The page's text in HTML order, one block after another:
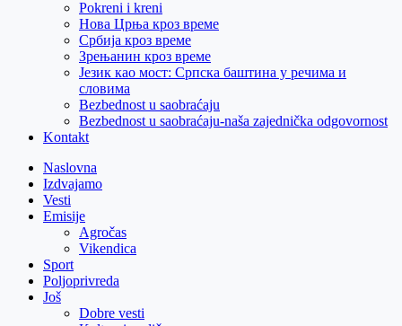
Pokreni i kreni
Нова Црња кроз време
Србија кроз време
Зрењанин кроз време
Језик као мост: Српска баштина у речима и
словима
Bezbednost u saobraćaju
Bezbednost u saobraćaju-naša zajednička odgovornost
Kontakt
Naslovna
Izdvajamo
Vesti
Emisije
Agročas
Vikendica
Sport
Poljoprivreda
Još
Dobre vesti